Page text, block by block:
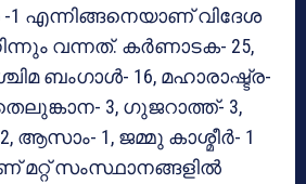
1 എന്നിങ്ങനെയാണ് വിദേശ
വന്നത്. കര്‍ണാടക- 25,
ബംഗാള്‍- 16, മഹാരാഷ്ട്ര-
3, ഗുജറാത്ത്- 3,
1, ജമ്മു കാശ്മീര്‍- 1
മറ്റ് സംസ്ഥാനങ്ങളില്‍